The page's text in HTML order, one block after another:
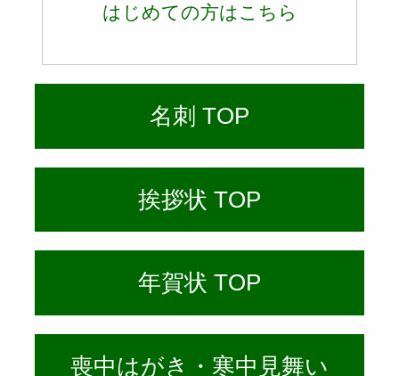
はじめての方はこちら
名刺 TOP
挨拶状 TOP
年賀状 TOP
喪中はがき・寒中見舞い